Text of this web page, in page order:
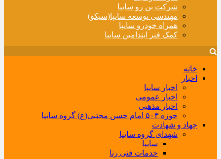
شرکت بن رو سایپا
مهندسی توسعه سایپا(سیکو)
همراه خودرو سایپا
کمک فنر ایندامین سایپا
خانه
اخبار
اخبار سایپا
اخبار عمومی
اخبار مذهبی
حوزه ۵۰۳ امام حسن مجتبی(ع) گروه سایپا
جهاد و شهادت
شهدای گروه سایپا
سایپا
خدمات فنی رنا